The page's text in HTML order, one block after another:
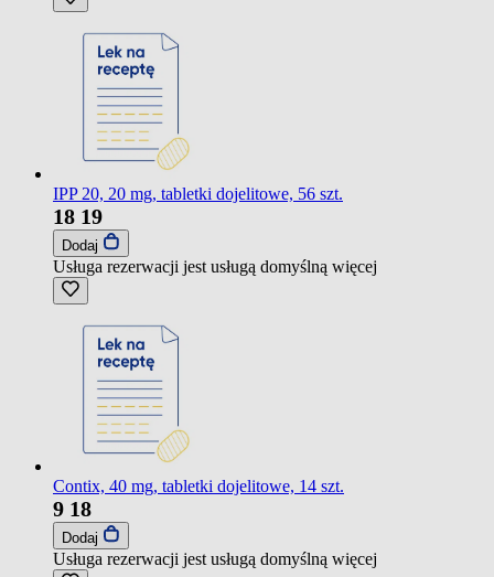
IPP 20, 20 mg, tabletki dojelitowe, 56 szt.
18 19
Dodaj
Usługa rezerwacji jest usługą domyślną więcej
Contix, 40 mg, tabletki dojelitowe, 14 szt.
9 18
Dodaj
Usługa rezerwacji jest usługą domyślną więcej